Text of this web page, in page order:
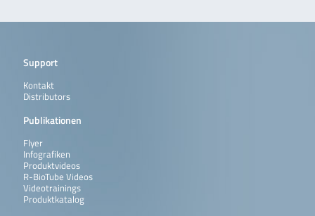
Support
Kontakt
Distributors
Publikationen
Flyer
Infografiken
Produktvideos
R-BioTube Videos
Videotrainings
Produktkatalog